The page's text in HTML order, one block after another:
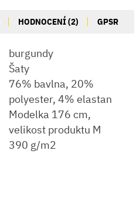
HODNOCENÍ (2) GPSR
burgundy
Šaty
76% bavlna, 20%
polyester, 4% elastan
Modelka 176 cm,
velikost produktu M
390 g/m2